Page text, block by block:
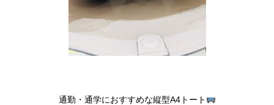
通勤・通学におすすめな縦型A4トート